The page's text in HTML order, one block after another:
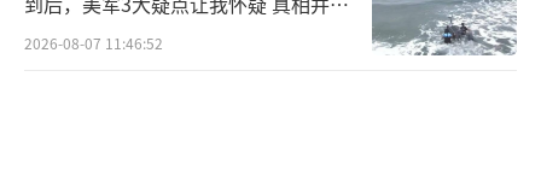
如此
2026-08-07 11:46:52